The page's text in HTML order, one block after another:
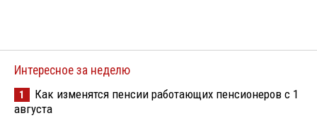
Интересное за неделю
1
Как изменятся пенсии работающих пенсионеров с 1
августа